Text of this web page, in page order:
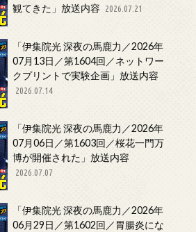
観てきた」放送内容
2026.07.21
「伊集院光 深夜の馬鹿力／2026年
07月13日／第1604回／ネットワー
クプリントで実験企画」放送内容
2026.07.14
「伊集院光 深夜の馬鹿力／2026年
07月06日／第1603回／桜花一門万
博が開催された」放送内容
2026.07.07
「伊集院光 深夜の馬鹿力／2026年
06月29日／第1602回／胃腸炎にな